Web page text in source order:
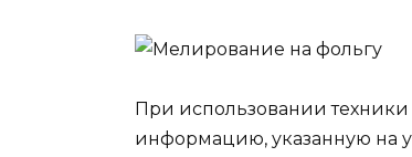
При использовании техники
информацию, указанную на